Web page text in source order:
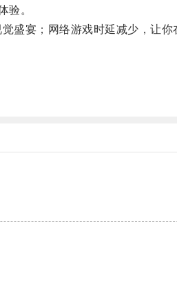
验。
宴；网络游戏时延减少，让你